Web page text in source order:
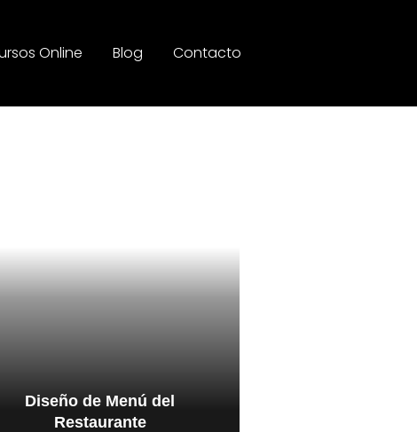
Online Blog Contacto
Diseño de Menú del
Restaurante